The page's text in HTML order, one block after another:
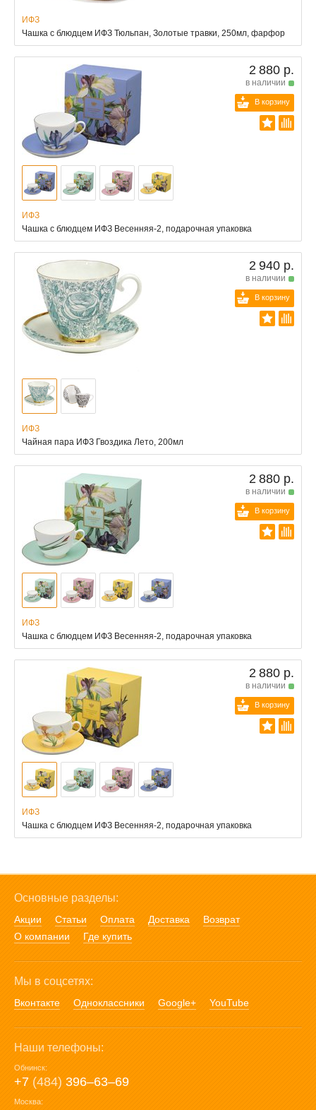
ИФЗ
Чашка с блюдцем ИФЗ Тюльпан, Золотые травки, 250мл, фарфор
2 880 р.
в наличии
В корзину
ИФЗ
Чашка с блюдцем ИФЗ Весенняя-2, подарочная упаковка
2 940 р.
в наличии
В корзину
ИФЗ
Чайная пара ИФЗ Гвоздика Лето, 200мл
2 880 р.
в наличии
В корзину
ИФЗ
Чашка с блюдцем ИФЗ Весенняя-2, подарочная упаковка
2 880 р.
в наличии
В корзину
ИФЗ
Чашка с блюдцем ИФЗ Весенняя-2, подарочная упаковка
Основные разделы:
Акции Статьи Оплата Доставка
Возврат
О компании
Где купить
Мы в соцсетях:
Вконтакте Одноклассники Google+ YouTube
Наши телефоны:
Обнинск:
+7 (484) 396‒63‒69
Москва: